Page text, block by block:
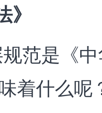
》
范是《
着什么呢